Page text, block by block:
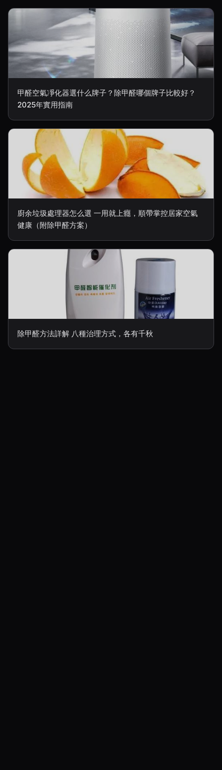
甲醛空氣凈化器選什么牌子？除甲醛哪個牌子比較好？
2025年實用指南
廚余垃圾處理器怎么選 一用就上癮，順帶掌控居家空氣
健康（附除甲醛方案）
除甲醛方法詳解 八種治理方式，各有千秋